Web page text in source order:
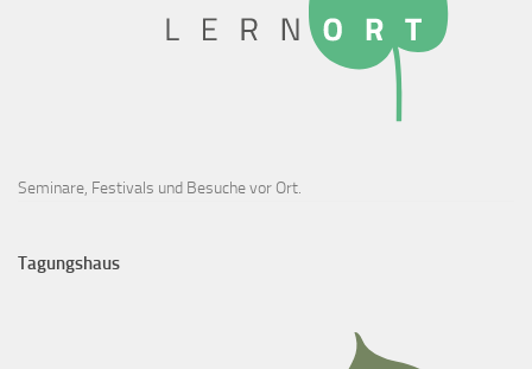
Seminare, Festivals und Besuche vor Ort.
Tagungshaus